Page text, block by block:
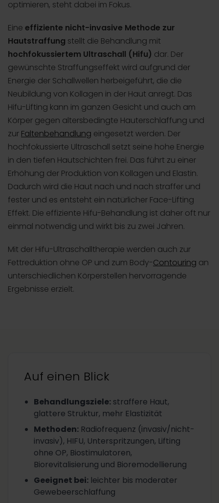
optimieren, steht dabei im Fokus.
Eine effiziente nicht-invasive Methode zur
Hautstraffung stellt die Behandlung mit
hochfokussiertem Ultraschall (Hifu) dar. Der
gewünschte Straffungseffekt wird aufgrund der
Energie der Schallwellen herbeigeführt, die die
Neubildung von Kollagen in der Haut anregt. Das
Hifu-Lifting kann im ganzen Gesicht und auch am
Körper gegen altersbedingte Hauterschlaffung und
zur Faltenbehandlung eingesetzt werden. Der
hochfokussierte Ultraschall setzt seine hohe Energie
in den tiefen Hautschichten frei. Das führt zu einer
Erhöhung der Produktion von Kollagen und Elastin.
Dadurch wird die Haut nach und nach straffer und
fester und es entsteht ein natürlicher Face-Lifting
Effekt. Die effiziente Hifu-Behandlung ist daher oft nur
einmal notwendig und wirkt bis zu zwei Jahren.
Mit der Hifu-Ultraschalltherapie werden auch zur
Fettreduktion ohne OP und zum Body-Contouring an
unterschiedlichen Körperstellen hervorragende
Ergebnisse erzielt.
Auf einen Blick
Behandlungsziele: straffere Haut,
glattere Struktur, mehr Elastizität
Methoden: Radiofrequenz (invasiv/nicht-
invasiv), HIFU, Unterspritzungen, Lifting
ohne OP, Biostimulatoren,
Biorevitalisierung und Bioremodellierung
Geeignet bei: leichter bis moderater
Gewebeerschlaffung